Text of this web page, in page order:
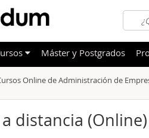
Idiomas
Online de Administración de
distancia
Máster y Postgrados